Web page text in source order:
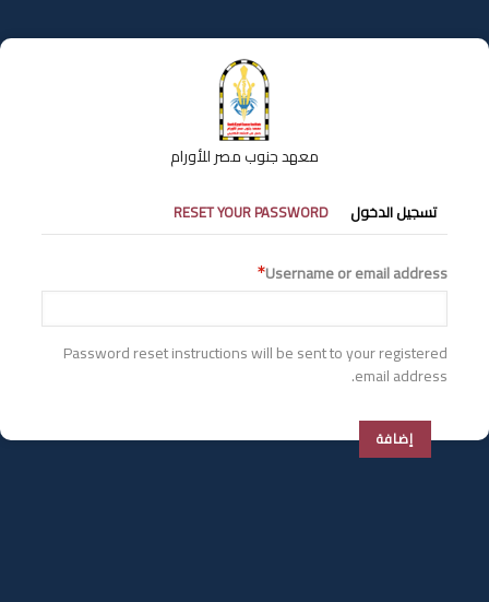
إلى
المحتوى
معهد جنوب مصر للأورام
التبويبات
الأساسية
تسجيل الدخول RESET YOUR PASSWORD
Username or email address
Password reset instructions will be sent to your registered
email address.